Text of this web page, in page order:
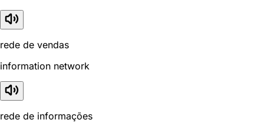
rede de vendas
information network
rede de informações